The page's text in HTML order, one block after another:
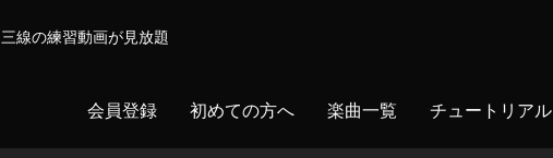
三線の練習動画が見放題
会員登録 初めての方へ 楽曲一覧 チュートリアル